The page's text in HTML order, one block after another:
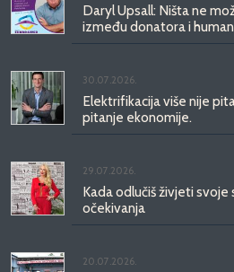
Daryl Upsall: Ništa ne
između donatora i
30.07.2026.
Elektrifikacija više nije
pitanje ekonomije.
29.07.2026.
Kada odlučiš živjeti svoje
očekivanja
20.07.2026.